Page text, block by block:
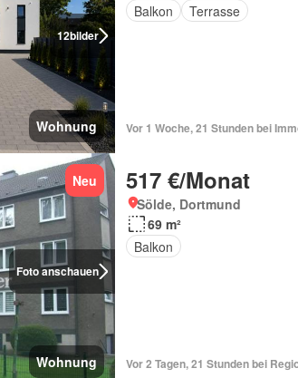
12bilder
Wohnung
Balkon
Terrasse
Vor 1 Woche, 21 Stunden bei
Foto anschauen
Neu
Wohnung
517 €/Monat
Sölde, Dortmund
69 m²
Balkon
Vor 2 Tagen, 21 Stunden bei